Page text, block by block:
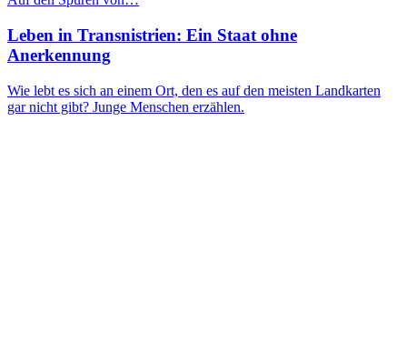
Leben in Transnistrien: Ein Staat ohne
Anerkennung
Wie lebt es sich an einem Ort, den es auf den meisten Landkarten
gar nicht gibt? Junge Menschen erzählen.